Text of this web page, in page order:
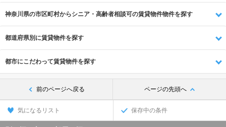
神奈川県の市区町村からシニア・高齢者相談可の賃貸物件物件を探す
都道府県別に賃貸物件を探す
都市にこだわって賃貸物件を探す
前のページへ戻る ページの先頭へ
気になるリスト 保存中の条件